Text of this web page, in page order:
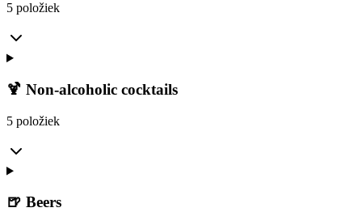
5 položiek
🍹 Non-alcoholic cocktails
5 položiek
🍺 Beers